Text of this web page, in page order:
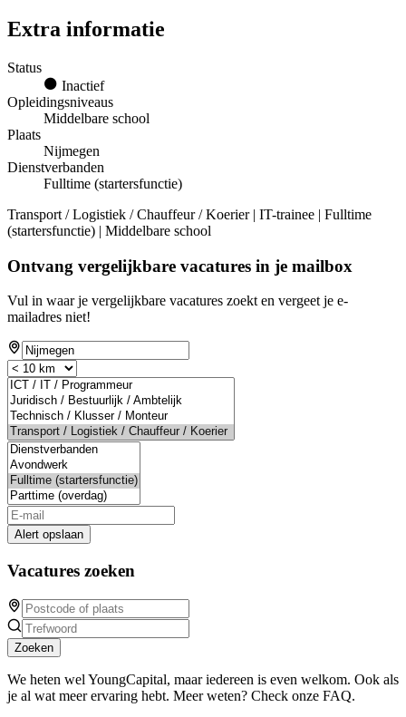
Extra informatie
Status
Inactief
Opleidingsniveaus
Middelbare school
Plaats
Nijmegen
Dienstverbanden
Fulltime (startersfunctie)
Transport / Logistiek / Chauffeur / Koerier | IT-trainee | Fulltime
(startersfunctie) | Middelbare school
Ontvang vergelijkbare vacatures in je mailbox
Vul in waar je vergelijkbare vacatures zoekt en vergeet je e-
mailadres niet!
Alert opslaan
Vacatures zoeken
Zoeken
We heten wel YoungCapital, maar iedereen is even welkom. Ook als
je al wat meer ervaring hebt. Meer weten? Check onze FAQ.